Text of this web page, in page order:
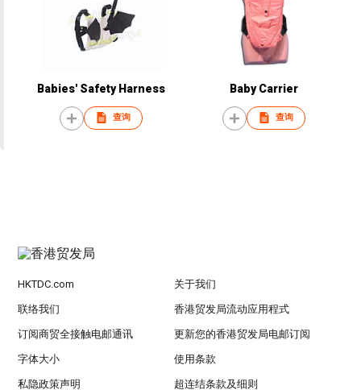
Babies' Safety Harness
查询
Baby Carrier
查询
HKTDC.com 关于我们
联络我们 香港贸发局流动应用程式
订阅商贸全接触电邮通讯 更新您的香港贸发局电邮订阅
字体大小 使用条款
私隐政策声明 超连结条款及细则